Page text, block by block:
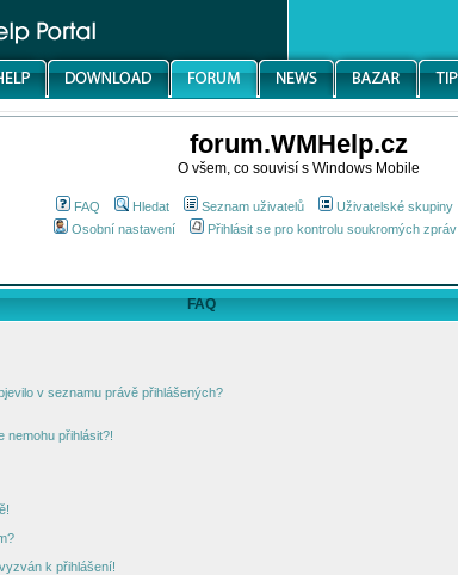
forum.WMHelp.cz
O všem, co souvisí s Windows Mobile
FAQ Hledat Seznam uživatelů Uživatelské skupiny
Osobní nastavení
Přihlásit se pro kontrolu soukromých zpráv
FAQ
v seznamu právě přihlášených?
nemohu přihlásit?!
k přihlášení!